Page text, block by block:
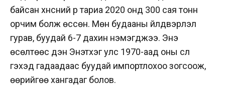
байсан хүнсний үр тариа 2020 онд 300 сая тонн
орчим болж өссөн. Мөн будааны үйлдвэрлэл
гурав, буудай 6-7 дахин нэмэгджээ. Энэ
өсөлтөөс үүдэн Энэтхэг улс 1970-аад оны сүүл
гэхэд гадаадаас буудай импортлохоо зогсоож,
өөрийгөө хангадаг болов.